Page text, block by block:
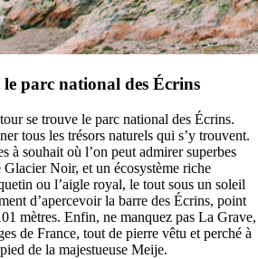
parc national des Écrins
se trouve le parc national des Écrins.
tous les trésors naturels qui s’y trouvent.
à souhait où l’on peut admirer superbes
Noir, et un écosystème riche
ou l’aigle royal, le tout sous un soleil
d’apercevoir la barre des Écrins, point
mètres. Enfin, ne manquez pas La Grave,
de France, tout de pierre vêtu et perché à
de la majestueuse Meije.